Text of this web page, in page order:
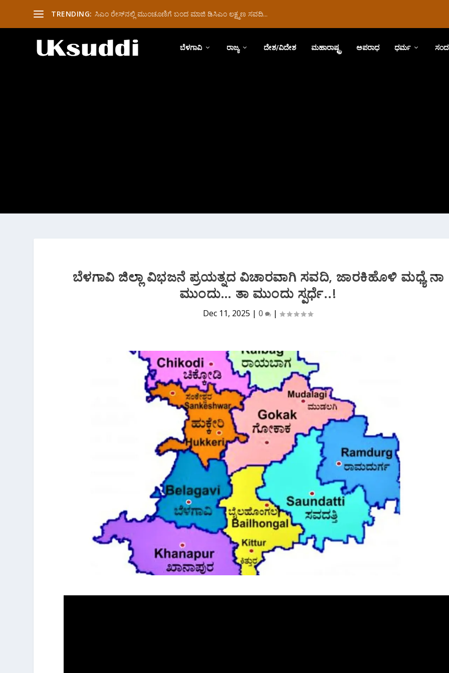
TRENDING: ಸಿಎಂ ರೇಸ್‌ನಲ್ಲಿ ಮುಂಚೂಣಿಗೆ ಬಂದ ಮಾಜಿ ಡಿಸಿಎಂ ಲಕ್ಷ್ಮಣ ಸವದಿ...
ಬೆಳಗಾವಿ ರಾಜ್ಯ ದೇಶ/ವಿದೇಶ ಮಹಾರಾಷ್ಟ್ರ ಅಪರಾಧ ಧರ್ಮ
ಬೆಳಗಾವಿ ಜಿಲ್ಲಾ ವಿಭಜನೆ ಪ್ರಯತ್ನದ ವಿಚಾರವಾಗಿ ಸವದಿ, ಜಾರಕಿಹೊಳಿ ಮಧ್ಯೆ ನಾ
ಮುಂದು… ತಾ ಮುಂದು ಸ್ಪರ್ಧೆ..!
Dec 11, 2025 |0 |